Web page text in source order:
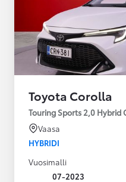
Toyota Corolla
Touring Sports 2,0 Hybrid
Vaasa
HYBRIDI
Vuosimalli
07-2023